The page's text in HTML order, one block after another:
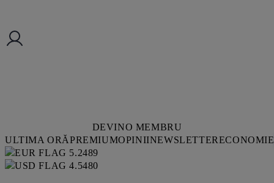
DEVINO MEMBRU
ULTIMA ORĂPREMIUMOPINIINEWSLETTERECONOMIE
5.2489
4.5480